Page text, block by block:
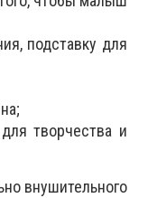
подставку для
творчества и
внушительного